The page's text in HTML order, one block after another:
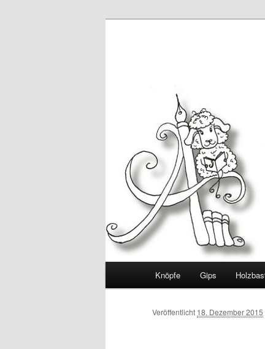
Zum
Inhalt
Knöpfe Gips
Veröffentlicht 18. Dezember 2015